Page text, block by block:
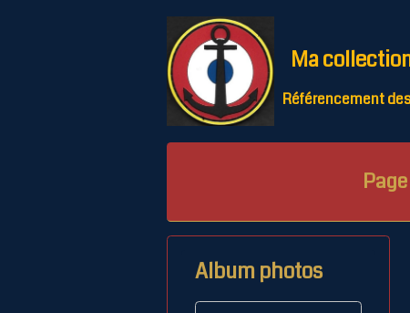
Ma
Référencement
Album photos